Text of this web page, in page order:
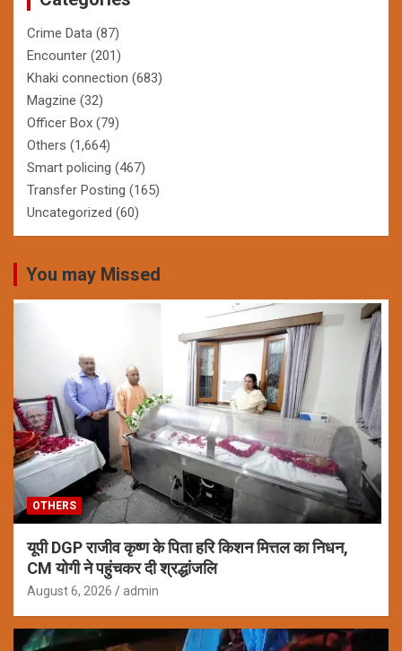
Crime Data (87)
Encounter (201)
Khaki connection (683)
Magzine (32)
Officer Box (79)
Others (1,664)
Smart policing (467)
Transfer Posting (165)
Uncategorized (60)
You may Missed
OTHERS
यूपी DGP राजीव कृष्ण के पिता हरि किशन मित्तल का निधन,
CM योगी ने पहुंचकर दी श्रद्धांजलि
August 6, 2026 admin